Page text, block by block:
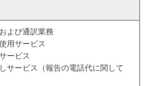
よび通訳業務
用サービス
ービス
サービス（報告の電話代に関して